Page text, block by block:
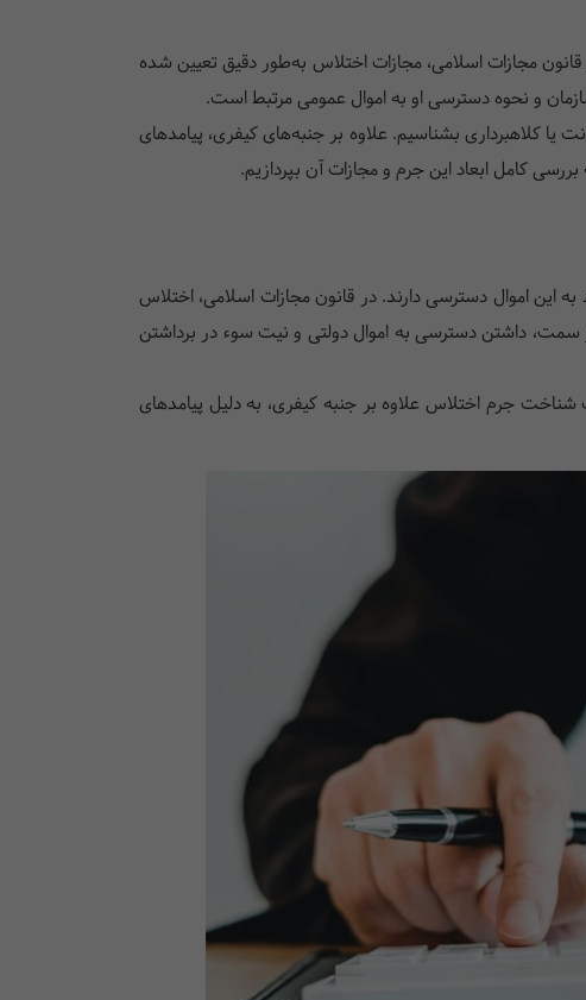
مجازات اسلامی، مجازات اختلاس به‌طور دقیق تعیین شده
و نحوه دسترسی او به اموال عمومی مرتبط است.
یا کلاهبرداری بشناسیم. علاوه بر جنبه‌های کیفری، پیامدهای
کامل ابعاد این جرم و مجازات آن بپردازیم.
اموال دسترسی دارند. در قانون مجازات اسلامی، اختلاس
داشتن دسترسی به اموال دولتی و نیت سوء در برداشتن
جرم اختلاس علاوه بر جنبه کیفری، به دلیل پیامدهای